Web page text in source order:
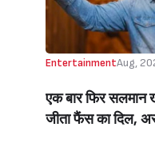
EntertainmentAug,
एक बार फिर सलमान
जीता फैंस का दिल,